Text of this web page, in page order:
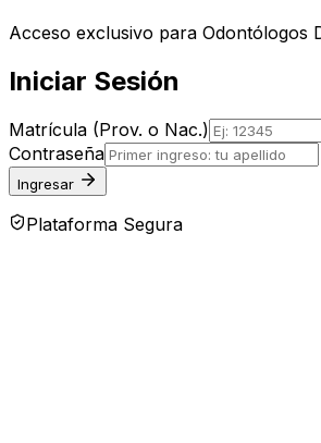
Acceso exclusivo para Odontólogos
Iniciar Sesión
Matrícula (Prov. o Nac.)
Contraseña
Ingresar
Plataforma Segura